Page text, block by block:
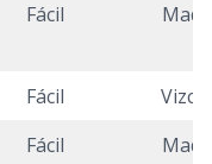
Fácil
Fácil
Fácil